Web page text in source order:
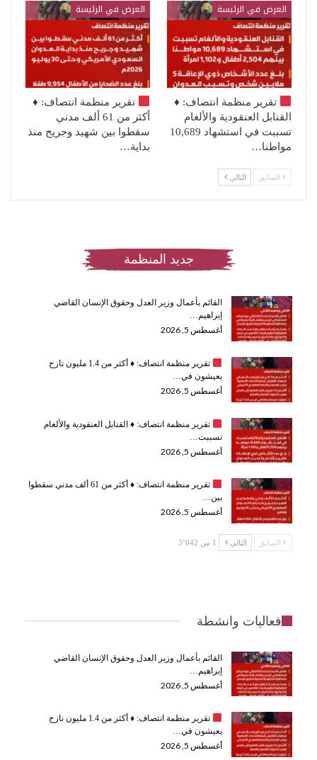
العرض في الرئيسة
تقرير منظمة انتصاف: ♦️
القنابل العنقودية والألغام
تسببت في استشهاد 10,689
مواطنا…
العرض في الرئيسة
تقرير منظمة انتصاف: ♦️
أكثر من 61 ألف مدني
سقطوا بين شهيد وجريح منذ
بداية…
السابق التالي
جديد المنظمة
القائم بأعمال وزير العدل وحقوق الإنسان القاضي
إبراهيم…
أغسطس 5, 2026
تقرير منظمة انتصاف: ♦️
أكثر من 1.4 مليون نازح
يعيشون في…
أغسطس 5, 2026
تقرير منظمة انتصاف: ♦️القنابل العنقودية والألغام
تسببت…
أغسطس 5, 2026
تقرير منظمة انتصاف: ♦️
أكثر من 61 ألف مدني سقطوا
بين…
أغسطس 5, 2026
السابق التالي 1 من 3٬042
فعاليات وانشطة
القائم بأعمال وزير العدل وحقوق الإنسان القاضي
إبراهيم…
أغسطس 5, 2026
تقرير منظمة انتصاف: ♦️
أكثر من 1.4 مليون نازح
يعيشون في…
أغسطس 5, 2026